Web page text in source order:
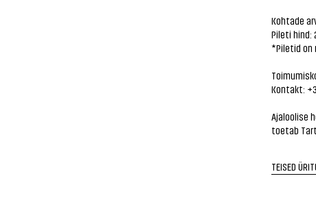
Kohtade
Pileti hind:
*Piletid on
Kontakt:
Ajaloolise
toetab
TEISED